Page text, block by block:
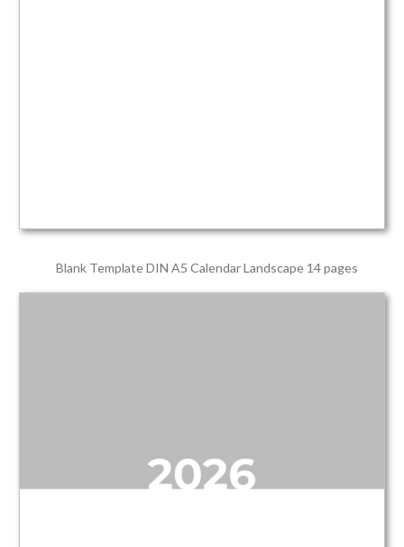
Blank Template DIN A5 Calendar Landscape 14 pages